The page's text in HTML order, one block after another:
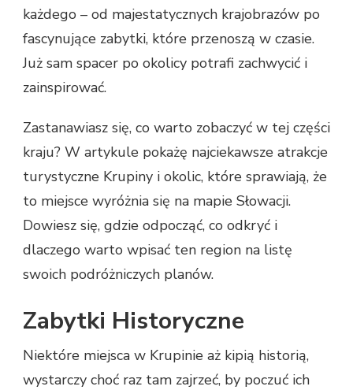
każdego – od majestatycznych krajobrazów po
fascynujące zabytki, które przenoszą w czasie.
Już sam spacer po okolicy potrafi zachwycić i
zainspirować.
Zastanawiasz się, co warto zobaczyć w tej części
kraju? W artykule pokażę najciekawsze atrakcje
turystyczne Krupiny i okolic, które sprawiają, że
to miejsce wyróżnia się na mapie Słowacji.
Dowiesz się, gdzie odpocząć, co odkryć i
dlaczego warto wpisać ten region na listę
swoich podróżniczych planów.
Zabytki Historyczne
Niektóre miejsca w Krupinie aż kipią historią,
wystarczy choć raz tam zajrzeć, by poczuć ich